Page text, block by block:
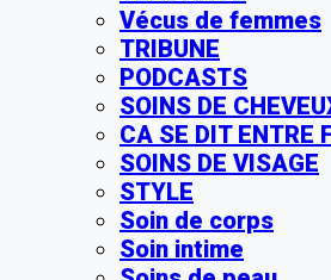
Vécus de femmes
TRIBUNE
PODCASTS
SOINS DE
CA SE DIT ENTRE
SOINS DE VISAGE
STYLE
Soin de corps
Soin intime